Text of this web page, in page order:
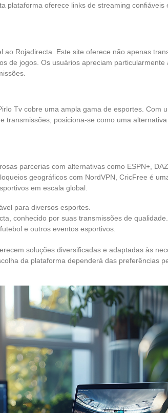
plataforma oferece links de streaming confiáveis
ao Rojadirecta. Este site oferece não apenas
de jogos. Os usuários apreciam particularmente
Tv cobre uma ampla gama de esportes. Com
transmissões, posiciona-se como uma
parcerias com alternativas como ESPN+,
geográficos com NordVPN, CricFree é
em escala global.
para diversos esportes.
conhecido por suas transmissões de qualidade.
e outros eventos esportivos.
soluções diversificadas e adaptadas às
da plataforma dependerá das preferências